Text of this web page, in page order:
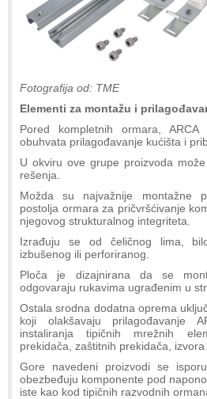
Fotografija od: TME
Elementi za montažu i
Pored kompletnih ormara, ARCA
obuhvata prilagođavanje kućišta i
U okviru ove grupe proizvoda
rešenja.
Možda su najvažnije montažne
postolja ormara za pričvršćivanje
njegovog strukturalnog integriteta.
Izrađuju se od čeličnog lima,
izbušenog ili perforiranog.
Ploča je dizajnirana da se
odgovaraju rukavima ugrađenim u
Ostala srodna dodatna oprema
koji olakšavaju prilagođavanje
instaliranja tipičnih mrežnih
prekidača, zaštitnih prekidača,
Gore navedeni proizvodi se
obezbeđuju komponente pod
iste kao kod tipičnih razvodnih